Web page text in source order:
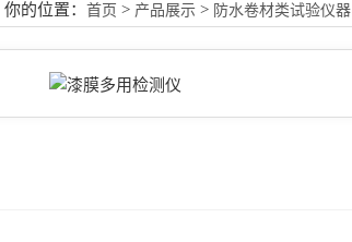
你的位置：首页 > 产品展示 > 防水卷材类试验仪器